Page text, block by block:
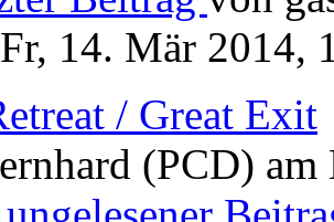
14. Mär 2014,
/ Great Exit
(PCD)